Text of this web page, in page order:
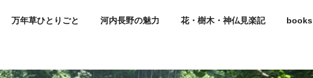
万年草ひとりごと 河内長野の魅力 花・樹木・神仏見楽記 books